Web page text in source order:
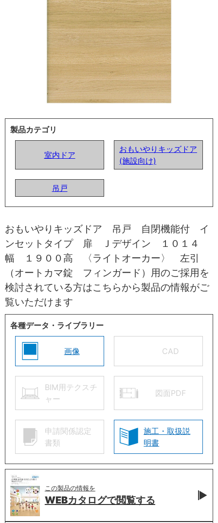
製品カテゴリ
室内ドア
おもいやりキッズドア
(施設向け)
吊戸
おもいやりキッズドア 吊戸 自閉機能付 イ
ンセットタイプ 扉 Ｊデザイン １０１４
幅 １９００高 〈ライトオーカー〉 左引
（オートカマ錠 フィンガード）用のご採用を
検討されている方はこちらから製品の情報がご
覧いただけます
各種データ・ライブラリー
画像 CAD
BIM用テクスチ
ャー
図面PDF
申請関係認定
書類
施工・取扱説
明書
この製品の情報を
WEBカタログで閲覧する